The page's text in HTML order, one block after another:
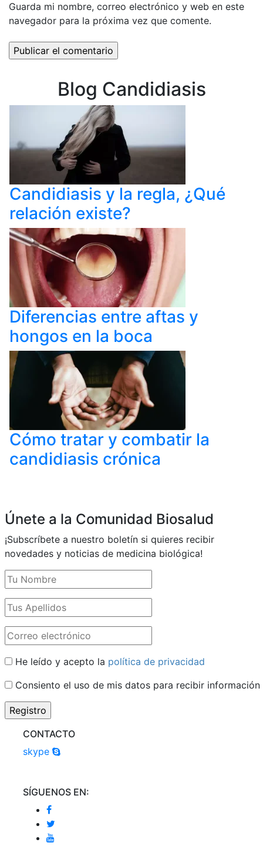
Guarda mi nombre, correo electrónico y web en este
navegador para la próxima vez que comente.
Blog Candidiasis
Candidiasis y la regla, ¿Qué
relación existe?
Diferencias entre aftas y
hongos en la boca
Cómo tratar y combatir la
candidiasis crónica
Únete a la Comunidad Biosalud
¡Subscríbete a nuestro boletín si quieres recibir
novedades y noticias de medicina biológica!
He leído y acepto la política de privacidad
Consiento el uso de mis datos para recibir información
CONTACTO
skype
SÍGUENOS EN: